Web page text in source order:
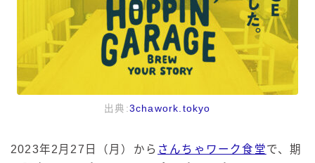
出典:3chawork.tokyo
2023年2月27日（月）から さんちゃワーク食堂で、期